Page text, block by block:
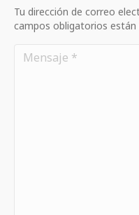
Tu dirección de correo
campos obligatorios